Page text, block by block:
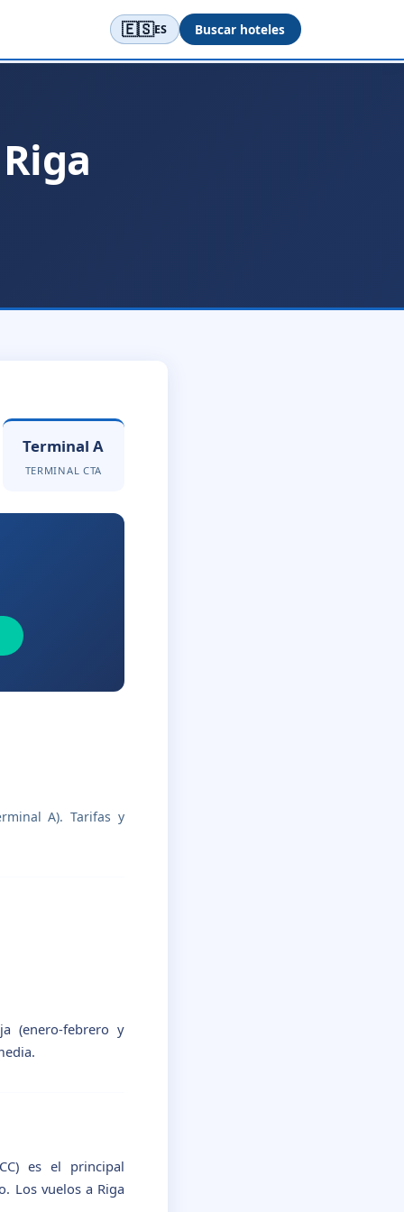
🇪🇸ES Buscar hoteles
Terminal A
TERMINAL CTA
A). Tarifas y
(enero-febrero y
es el principal
Los vuelos a Riga